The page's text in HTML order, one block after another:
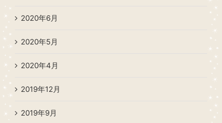
2020年6月
2020年5月
2020年4月
2019年12月
2019年9月